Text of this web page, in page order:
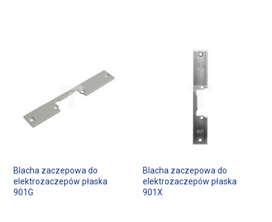
Blacha zaczepowa do
elektrozaczepów płaska
901G
Blacha zaczepowa do
elektrozaczepów płaska
901X